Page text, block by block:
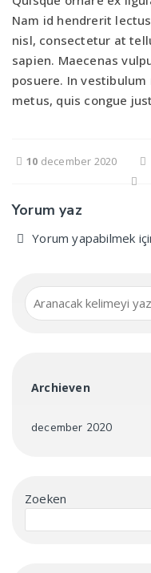
Nam id hendrerit
nisl, consectetur at
sapien. Maecenas
posuere. In
metus, quis congue
10 december 2020
Yorum yaz
Yorum yapabilmek
Archieven
december 2020
Zoeken